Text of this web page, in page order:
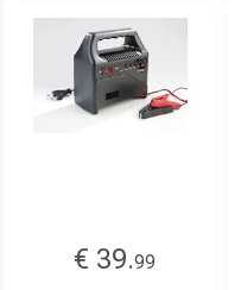
€ 39.99